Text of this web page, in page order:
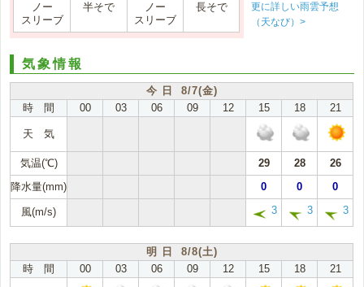
ノー
スリーブ
半そで
ノー
スリーブ
長そで
更に詳しい雨雲予想
（天なび）>
気象情報
今 日 8/7(金)
時 間
00 03 06 09 12 15 18 21
天 気
気温(℃) 29 28
26
降水量(mm)
0 0 0
風(m/s) 3 3 3
明 日 8/8(土)
時 間
00 03 06 09 12 15 18 21